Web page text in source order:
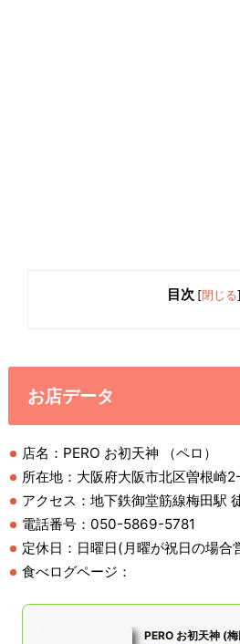
目次 [閉じる]
お店データ
店名：PERO お初天神 （ペロ）
所在地：大阪府大阪市北区曽根崎
アクセス：地下鉄御堂筋線梅田駅
電話番号：050-5869-5781
定休日：日曜日(月曜が祝日の場合
食べログページ：
PERO お初天神 (